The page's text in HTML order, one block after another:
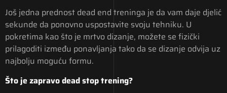
Još jedna prednost dead end treninga je da vam daje djelić
sekunde da ponovno uspostavite svoju tehniku. U
pokretima kao što je mrtvo dizanje, možete se fizički
prilagoditi između ponavljanja tako da se dizanje odvija uz
najbolju moguću formu.
Što je zapravo dead stop trening?